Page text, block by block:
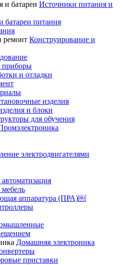
Источники питания и
батареи питания
Конструирование и
приборы
и отладки
изделия
и блоки
для обучения
электродвигателями
аппаратура (ПРА)￼
Домашняя электроника
приставки